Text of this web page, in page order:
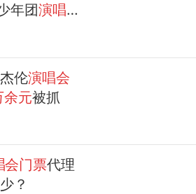
年团演唱会
伦演唱会
余元被抓
会门票代理
？